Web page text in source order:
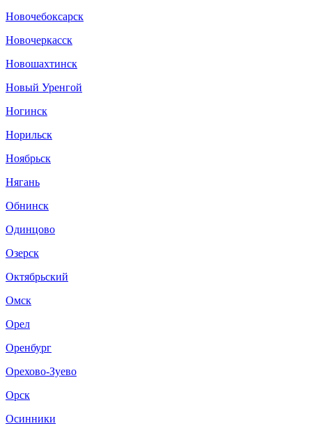
Новочебоксарск
Новочеркасск
Новошахтинск
Новый Уренгой
Ногинск
Норильск
Ноябрьск
Нягань
Обнинск
Одинцово
Озерск
Октябрьский
Омск
Орел
Оренбург
Орехово-Зуево
Орск
Осинники